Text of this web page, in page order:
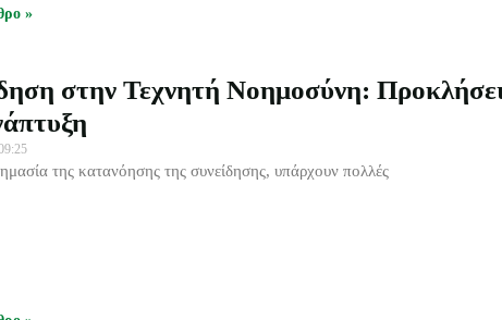
»
στην Τεχνητή Νοημοσύνη:
της κατανόησης της συνείδησης, υπάρχουν πολλές